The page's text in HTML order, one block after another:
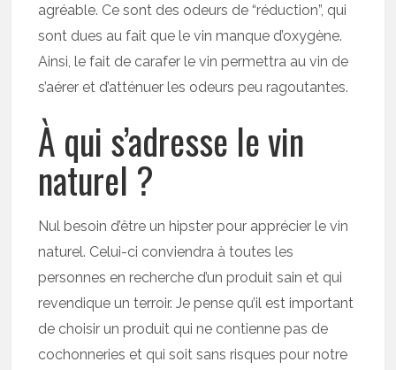
agréable. Ce sont des odeurs de “réduction”, qui
sont dues au fait que le vin manque d’oxygène.
Ainsi, le fait de carafer le vin permettra au vin de
s’aérer et d’atténuer les odeurs peu ragoutantes.
À qui s’adresse le vin
naturel ?
Nul besoin d’être un hipster pour apprécier le vin
naturel. Celui-ci conviendra à toutes les
personnes en recherche d’un produit sain et qui
revendique un terroir. Je pense qu’il est important
de choisir un produit qui ne contienne pas de
cochonneries et qui soit sans risques pour notre